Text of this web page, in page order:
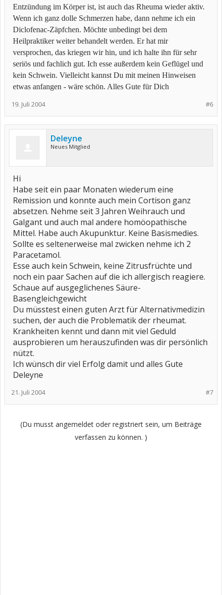
Entzündung im Körper ist, ist auch das Rheuma wieder aktiv.
Wenn ich ganz dolle Schmerzen habe, dann nehme ich ein
Diclofenac-Zäpfchen. Möchte unbedingt bei dem
Heilpraktiker weiter behandelt werden. Er hat mir
versprochen, das kriegen wir hin, und ich halte ihn für sehr
seriös und fachlich gut. Ich esse außerdem kein Geflügel und
kein Schwein. Vielleicht kannst Du mit meinen Hinweisen
etwas anfangen - wäre schön. Alles Gute für Dich
#6
19. Juli 2004
Deleyne
Neues Mitglied
Hi
Habe seit ein paar Monaten wiederum eine
Remission und konnte auch mein Cortison ganz
absetzen. Nehme seit 3 Jahren Weihrauch und
Galgant und auch mal andere homöopathische
Mittel. Habe auch Akupunktur. Keine Basismedies.
Sollte es seltenerweise mal zwicken nehme ich 2
Paracetamol.
Esse auch kein Schwein, keine Zitrusfrüchte und
noch ein paar Sachen auf die ich allergisch reagiere.
Schaue auf ausgeglichenes Säure-
Basengleichgewicht
Du müsstest einen guten Arzt für Alternativmedizin
suchen, der auch die Problematik der rheumat.
Krankheiten kennt und dann mit viel Geduld
ausprobieren um herauszufinden was dir persönlich
nützt.
Ich wünsch dir viel Erfolg damit und alles Gute
Deleyne
#7
21. Juli 2004
(Du musst angemeldet oder registriert sein, um Beiträge
verfassen zu können. )